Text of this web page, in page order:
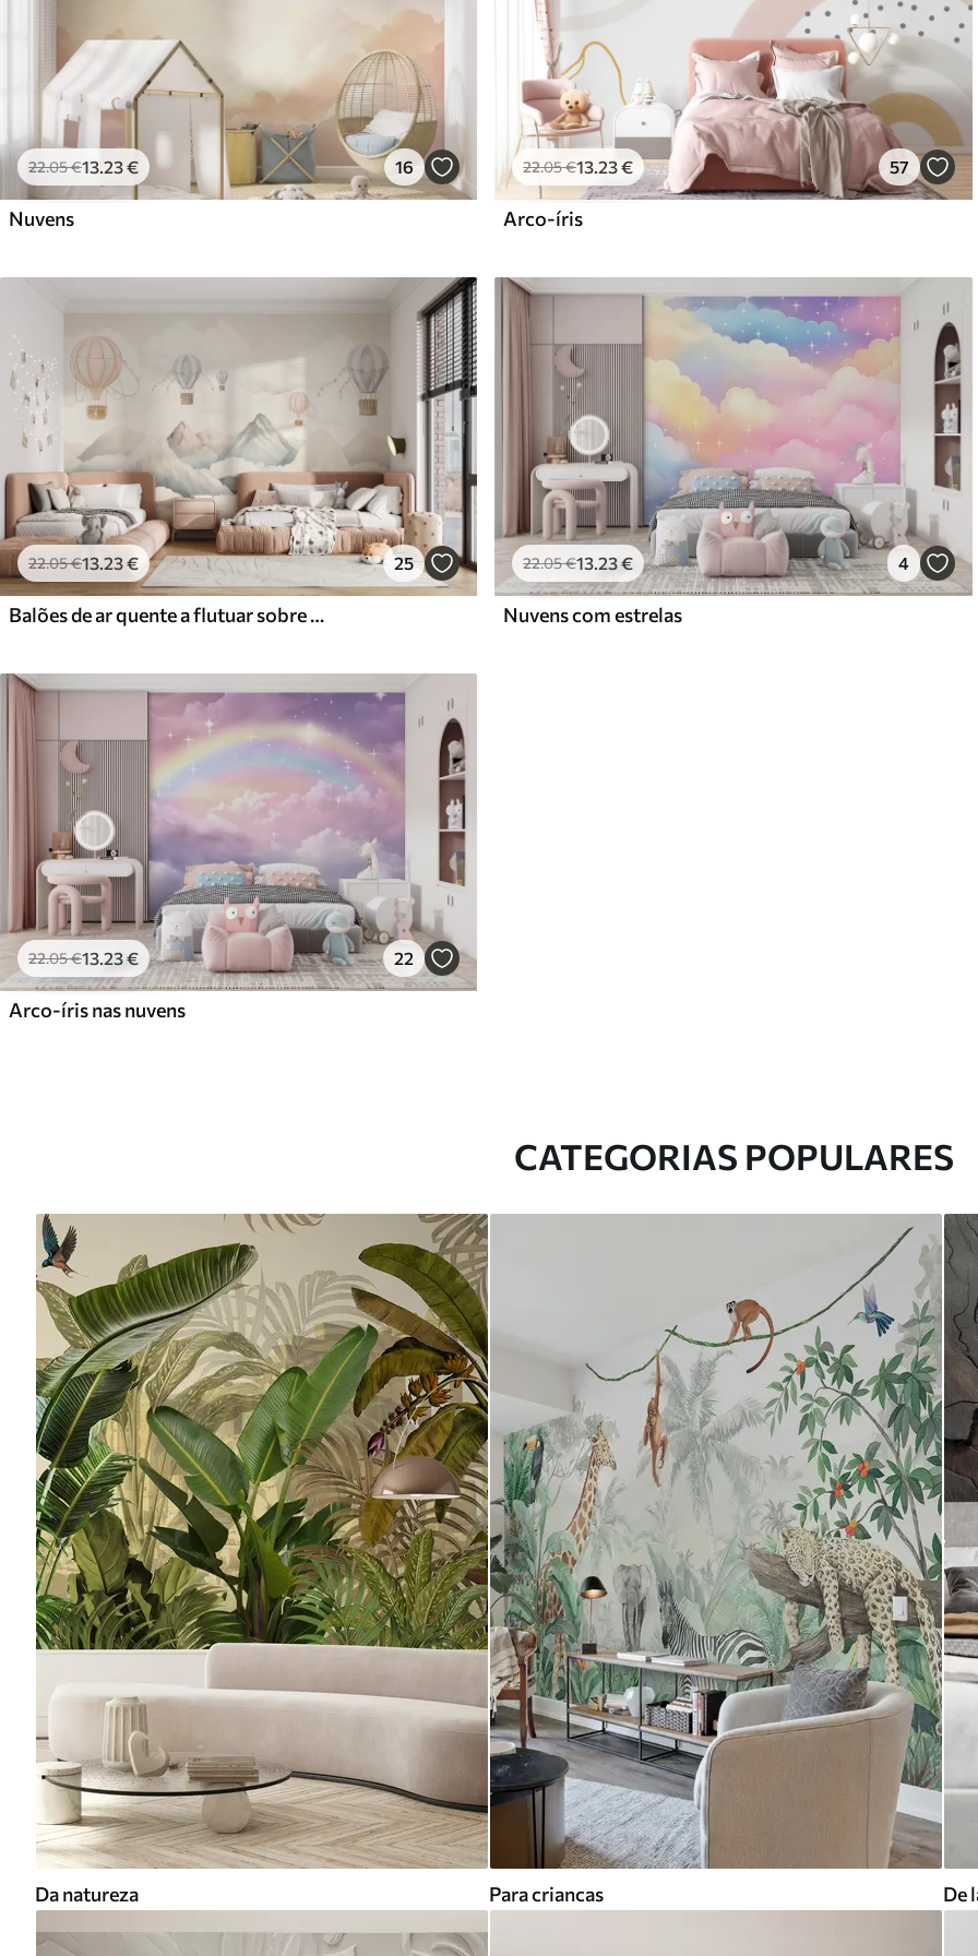
22.05€13.23€ 16
Nuvens
22.05€13.23€ 57
Arco-íris
22.05€13.23€ 25
Balões de ar quente a flutuar sobre montanhas em tons pastel neutros e suaves
22.05€13 .23€ 4
Nuvens com estrelas
22.05€13.23€ 22
Arco-íris nas nuvens
CATEGORIAS POPULARES
Da natureza Para criancas De